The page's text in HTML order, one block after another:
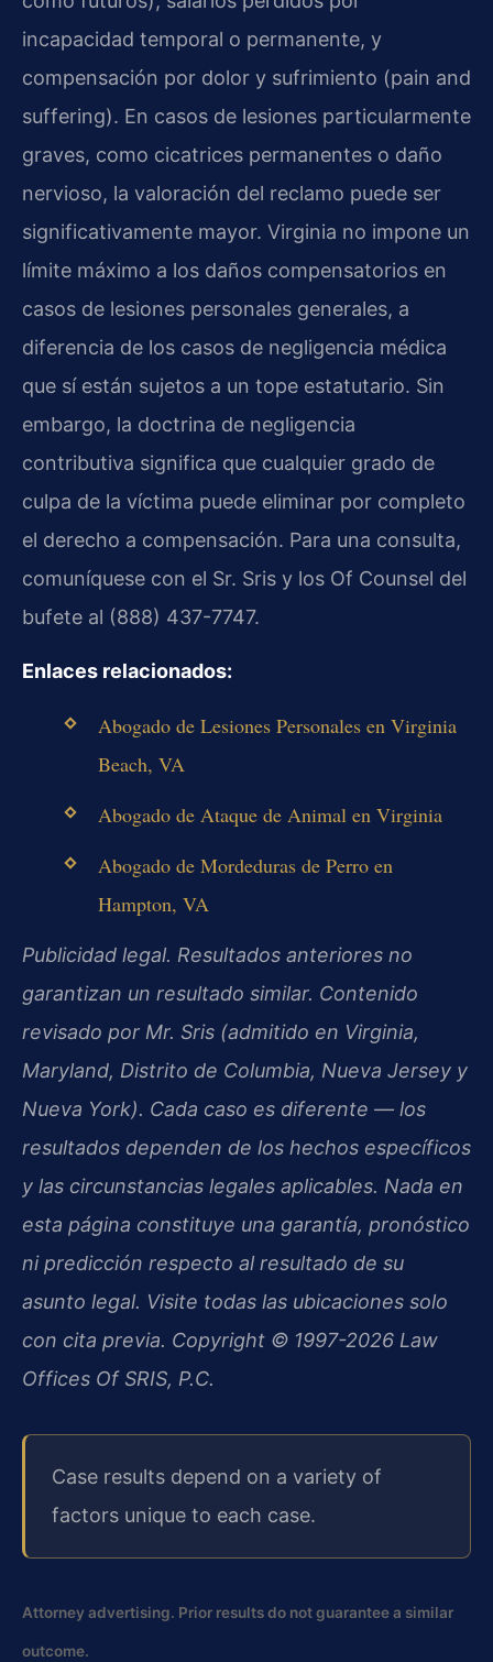
incapacidad temporal o permanente, y
compensación por dolor y sufrimiento (pain and
suffering). En casos de lesiones particularmente
graves, como cicatrices permanentes o daño
nervioso, la valoración del reclamo puede ser
significativamente mayor. Virginia no impone un
límite máximo a los daños compensatorios en
casos de lesiones personales generales, a
diferencia de los casos de negligencia médica
que sí están sujetos a un tope estatutario. Sin
embargo, la doctrina de negligencia
contributiva significa que cualquier grado de
culpa de la víctima puede eliminar por completo
el derecho a compensación. Para una consulta,
comuníquese con el Sr. Sris y los Of Counsel del
bufete al (888) 437-7747.
Enlaces relacionados:
Abogado de Lesiones Personales en Virginia
Beach, VA
Abogado de Ataque de Animal en Virginia
Abogado de Mordeduras de Perro en
Hampton, VA
Publicidad legal. Resultados anteriores no
garantizan un resultado similar. Contenido
revisado por Mr. Sris (admitido en Virginia,
Maryland, Distrito de Columbia, Nueva Jersey y
Nueva York). Cada caso es diferente — los
resultados dependen de los hechos específicos
y las circunstancias legales aplicables. Nada en
esta página constituye una garantía, pronóstico
ni predicción respecto al resultado de su
asunto legal. Visite todas las ubicaciones solo
con cita previa. Copyright © 1997-2026 Law
Offices Of SRIS, P.C.
Case results depend on a variety of
factors unique to each case.
Attorney advertising. Prior results do not guarantee a similar
outcome.